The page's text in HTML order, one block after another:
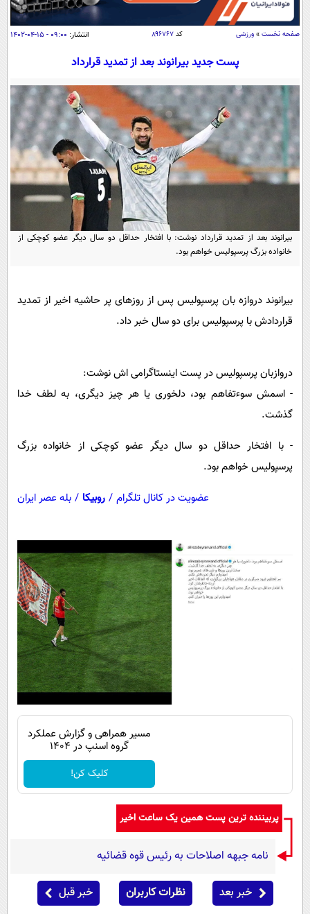
سیاسی
اقتصاد
سلامت
یک برش دانایی
محیط زیست
سفر و تفریح
بین الملل
سیاست خارجی
فرهنگ و هنر
علم و دانش
فناوری و It
علمی
اخبار کریپتو
قرآن
گوناگون
سرگرمی
باشگاه مغز
فیلم
اقتصاد
سرگرمی
گوناگون
حوادث
سلامت
بین الملل
سیاست خارجی
عصر ایران 2
پیامک
آشپزی
دانلود
صفحه نخست » ورزشی کد ۸۹۶۷۶۷ انتشار: ۰۹:۰۰ - ۱۵-۰۴-۱۴۰۲
پست جدید بیرانوند بعد از تمدید قرارداد
بیرانوند بعد از تمدید قرارداد نوشت: با افتخار حداقل دو سال دیگر عضو کوچکی از
خانواده بزرگ پرسپولیس خواهم بود.
بیرانوند دروازه بان پرسپولیس پس از روزهای پر حاشیه اخیر از تمدید
قراردادش با پرسپولیس برای دو سال خبر داد.
دروازبان پرسپولیس در پست اینستاگرامی اش نوشت:
- اسمش سوءتفاهم بود، دلخوری یا هر چیز دیگری، به لطف خدا
گذشت.
- با افتخار حداقل دو سال دیگر عضو کوچکی از خانواده بزرگ
پرسپولیس خواهم بود.
عضویت در کانال تلگرام / روبیکا / بله عصر ایران
مسیر همراهی و گزارش عملکرد
گروه اسنپ در ۱۴۰۴
کلیک کن!
پربیننده ترین پست همین یک ساعت اخیر
نامه جبهه اصلاحات به رئیس قوه قضائیه
خبر بعد نظرات کاربران خبر قبل